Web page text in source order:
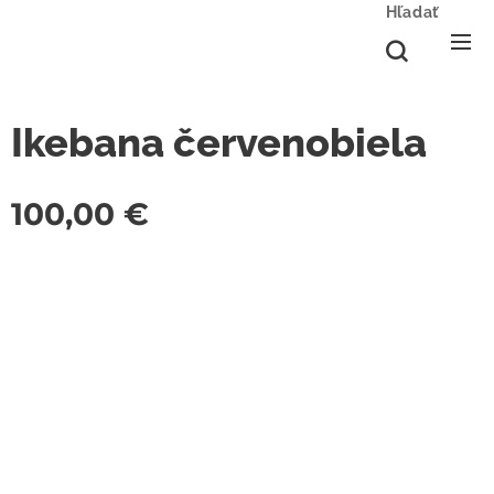
Hľadať
Ikebana červenobiela
100,00 €